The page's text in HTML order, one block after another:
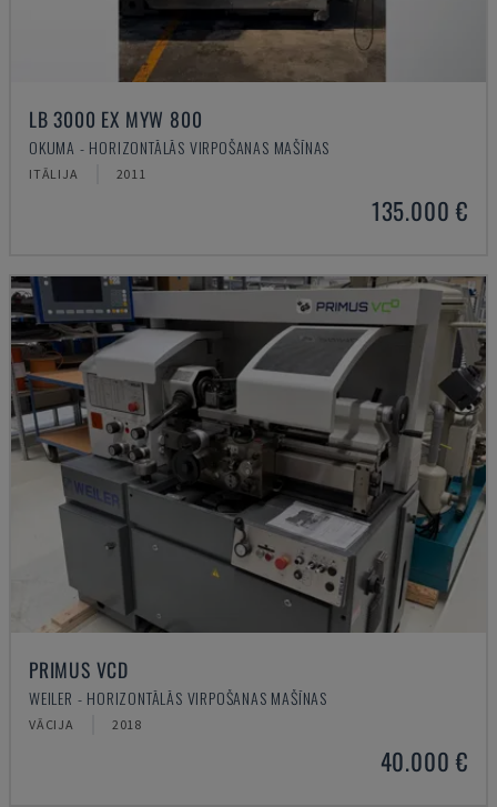
LB 3000 EX MYW 800
OKUMA - HORIZONTĀLĀS VIRPOŠANAS MAŠĪNAS
ITĀLIJA 2011
135.000 €
PRIMUS VCD
WEILER - HORIZONTĀLĀS VIRPOŠANAS MAŠĪNAS
VĀCIJA 2018
40.000 €